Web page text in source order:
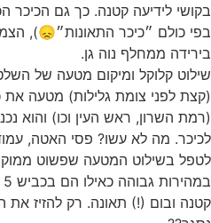
בקושי לידיעה קטנה. כך גם
בפי כולם ״כיכר התאונות״😞),
בירידה ממחלף נוה גן.
(רמת השרון, ראש העין וכו) והוא
לכיכר. מה לא עשו? פסי האטה,
לטפל בשילוט המטעה שפשוט ממוקם
קטנה ובום (!) תאונה. רק להזיז